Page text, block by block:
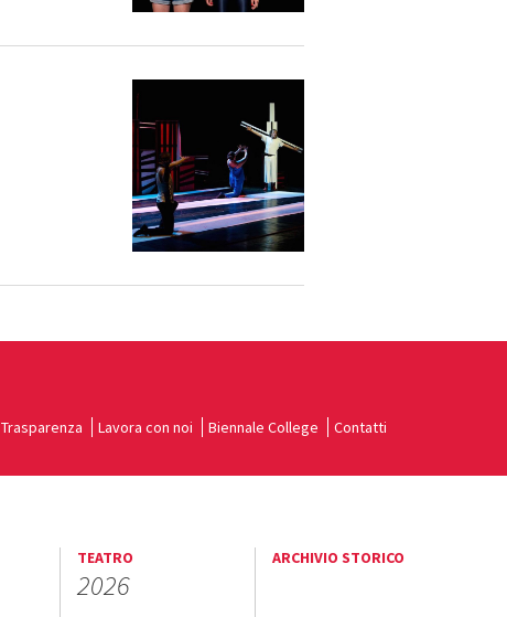
Trasparenza Lavora con noi Biennale College Contatti
TEATRO
2026
ARCHIVIO STORICO